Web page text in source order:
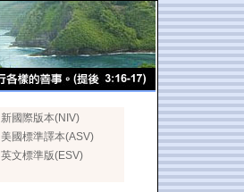
新國際版本(NIV)
美國標準譯本(ASV)
英文標準版(ESV)